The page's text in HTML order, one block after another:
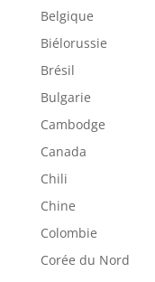
Belgique
Biélorussie
Brésil
Bulgarie
Cambodge
Canada
Chili
Chine
Colombie
Corée du Nord